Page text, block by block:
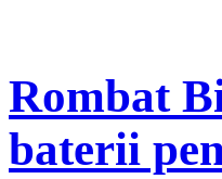
Rombat
baterii